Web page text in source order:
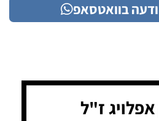
בוואטסאפ
ז"ל